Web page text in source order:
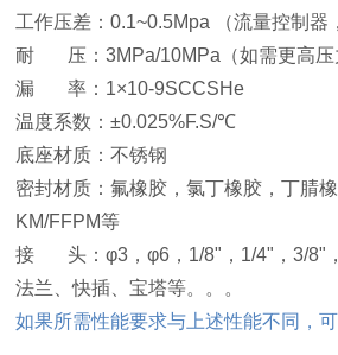
工作压差：0.1~0.5Mpa （流量控制器
耐 压：3MPa/10MPa（如需更高压
漏 率：1×10-9SCCSHe
温度系数：±0.025%F.S/℃
底座材质：不锈钢
密封材质：氟橡胶，氯丁橡胶，丁腈
KM/FFPM等
接 头：φ3，φ6，1/8"，1/4"，3/8"
法兰、快插、宝塔等。。。
如果所需性能要求与上述性能不同，可